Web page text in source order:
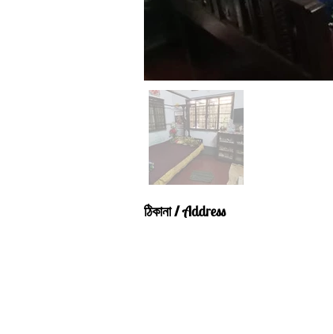
ঠিকানা /Address